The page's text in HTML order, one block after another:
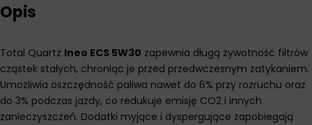
Opis
Total Quartz Ineo ECS 5W30 zapewnia długą żywotność filtrów
cząstek stałych, chroniąc je przed przedwczesnym zatykaniem.
Umożliwia oszczędność paliwa nawet do 6% przy rozruchu oraz
do 3% podczas jazdy, co redukuje emisję CO2 i innych
zanieczyszczeń. Dodatki myjące i dyspergujące zapobiegają